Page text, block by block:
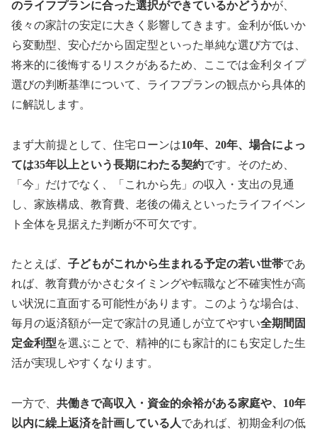
のライフプランに合った選択ができているかどうかが、
後々の家計の安定に大きく影響してきます。金利が低いか
ら変動型、安心だから固定型といった単純な選び方では、
将来的に後悔するリスクがあるため、ここでは金利タイプ
選びの判断基準について、ライフプランの観点から具体的
に解説します。
まず大前提として、住宅ローンは10年、20年、場合によっ
ては35年以上という長期にわたる契約です。そのため、
「今」だけでなく、「これから先」の収入・支出の見通
し、家族構成、教育費、老後の備えといったライフイベン
ト全体を見据えた判断が不可欠です。
たとえば、 子どもがこれから生まれる予定の若い世帯であ
れば、教育費がかさむタイミングや転職など不確実性が高
い状況に直面する可能性があります。このような場合は、
毎月の返済額が一定で家計の見通しが立てやすい全期間固
定金利型を選ぶことで、精神的にも家計的にも安定した生
活が実現しやすくなります。
一方で、 共働きで高収入・資金的余裕がある家庭や、10年
以内に繰上返済を計画している人であれば、初期金利の低